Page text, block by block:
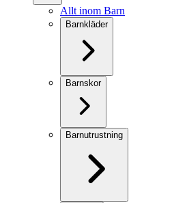
Allt inom Barn
Barnkläder
Barnskor
Barnutrustning